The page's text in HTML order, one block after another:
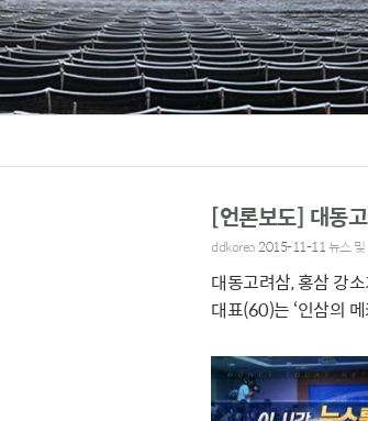
[언론보도] 대동
ddkorea2015-11-11뉴스
대동고려삼, 홍삼 강
대표(60)는 ‘인삼의